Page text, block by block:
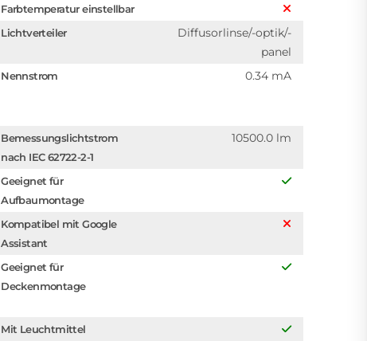
Farbtemperatur einstellbar
Lichtverteiler
Diffusorlinse/-optik/-
panel
Nennstrom 0.34 mA
Bemessungslichtstrom
nach IEC 62722-2-1
10500.0 lm
Geeignet für
Aufbaumontage
Kompatibel mit Google
Assistant
Geeignet für
Deckenmontage
Mit Leuchtmittel